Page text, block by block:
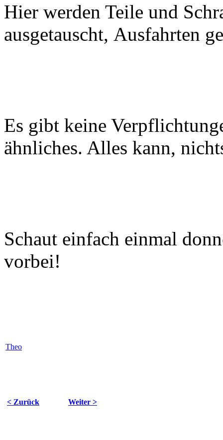
Hier werden Teile und
ausgetauscht, Ausfahrten
Es gibt keine
ähnliches. Alles kann,
Schaut einfach einmal
vorbei!
Theo
< Zurück Weiter >